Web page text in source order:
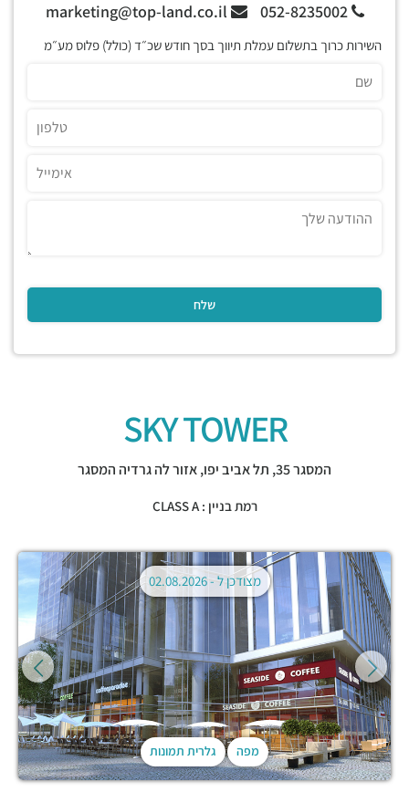
052-8235002
השירות כרוך בתשלום עמלת תיווך בסך חודש שכ״ד (כולל) פלוס מע״מ
SKY TOWER
המסגר 35, תל אביב יפו,אזור לה גרדיה המסגר
רמת בניין : CLASS A
מפה גלרית תמונות
מצודכן ל -02.08.2026